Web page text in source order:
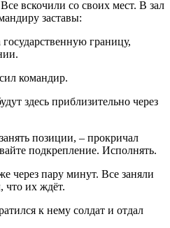
вскочили со своих мест. В зал
заставы:
границу,
командир.
здесь приблизительно через
позиции, – прокричал
подкрепление. Исполнять.
через пару минут. Все заняли
что их ждёт.
к нему солдат и отдал